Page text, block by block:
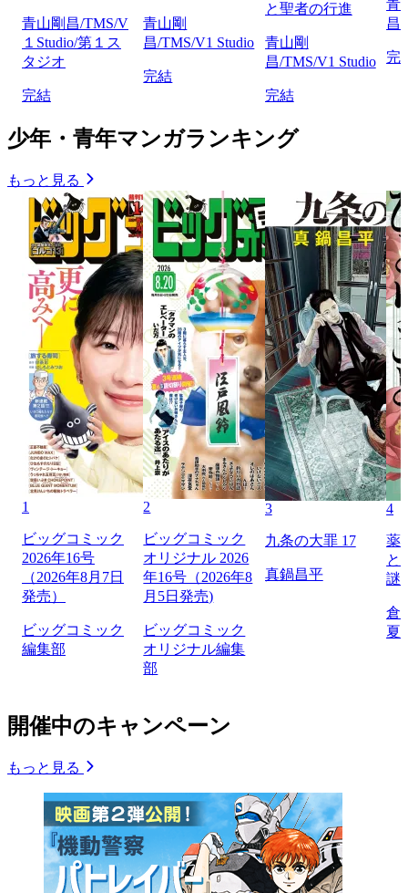
青山剛昌/TMS/V
１Studio/第１ス
タジオ
完結
青山剛
昌/TMS/V1 Studio
完結
と聖者の行進
青山剛
昌/TMS/V1 Studio
完結
青
昌
完
少年・青年マンガランキング
もっと見る
1
ビッグコミック
2026年16号
（2026年8月7日
発売）
ビッグコミック
編集部
2
ビッグコミック
オリジナル 2026
年16号（2026年8
月5日発売)
ビッグコミック
オリジナル編集
部
3
九条の大罪 17
真鍋昌平
4
薬
と
謎
倉
夏
開催中のキャンペーン
もっと見る